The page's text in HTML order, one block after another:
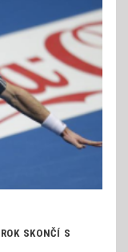
SKONČÍ S